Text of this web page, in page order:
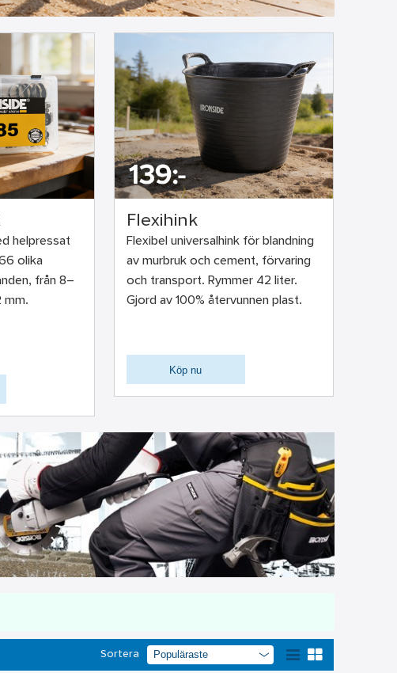
helpressat
olika
från 8–
mm.
Flexihink
Flexibel universalhink för blandning
av murbruk och cement, förvaring
och transport. Rymmer 42 liter.
Gjord av 100% återvunnen plast.
Köp nu
Sortera